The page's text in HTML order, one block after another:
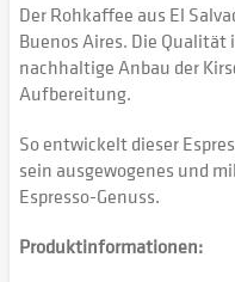
Der Rohkaffee aus El
Buenos Aires. Die
nachhaltige Anbau der
Aufbereitung.
So entwickelt dieser
sein ausgewogenes und
Espresso-Genuss.
Produktinformationen: